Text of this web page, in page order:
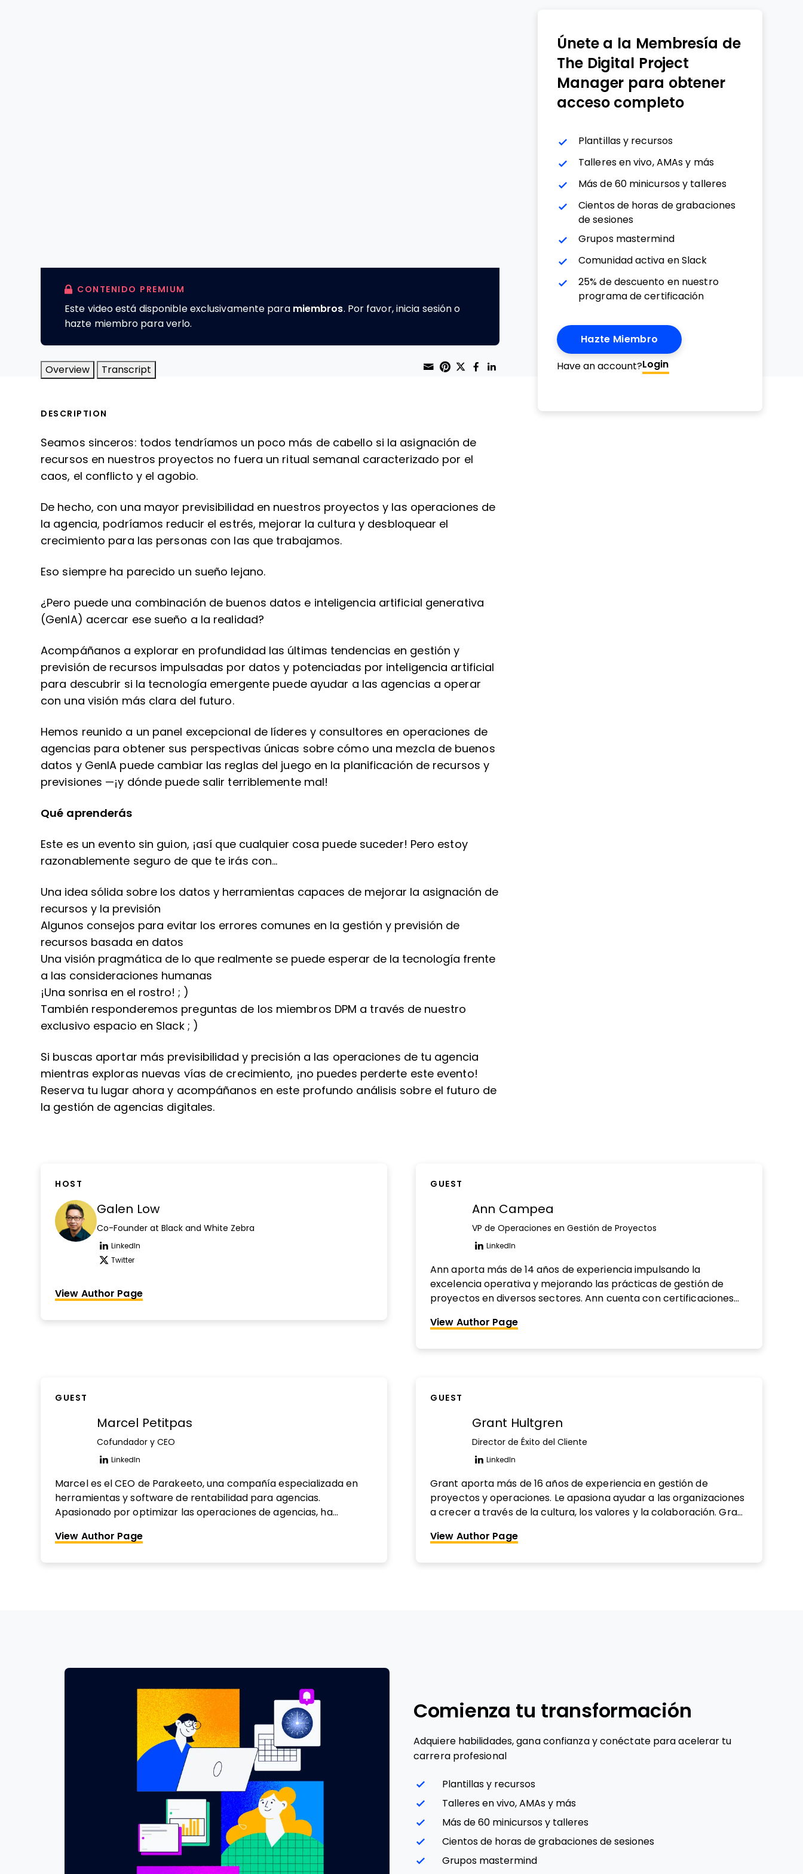
CONTENIDO PREMIUM
Este video está disponible exclusivamente para miembros. Por favor, inicia sesión o
hazte miembro para verlo.
Overview Transcript Share through Email
Print this page
Share on Pinterest
Share on Twitter
Share on Facebook
Share on LinkedIn
DESCRIPTION
Seamos sinceros: todos tendríamos un poco más de cabello si la asignación de
recursos en nuestros proyectos no fuera un ritual semanal caracterizado por el
caos, el conflicto y el agobio.
De hecho, con una mayor previsibilidad en nuestros proyectos y las operaciones de
la agencia, podríamos reducir el estrés, mejorar la cultura y desbloquear el
crecimiento para las personas con las que trabajamos.
Eso siempre ha parecido un sueño lejano.
¿Pero puede una combinación de buenos datos e inteligencia artificial generativa
(GenIA) acercar ese sueño a la realidad?
Acompáñanos a explorar en profundidad las últimas tendencias en gestión y
previsión de recursos impulsadas por datos y potenciadas por inteligencia artificial
para descubrir si la tecnología emergente puede ayudar a las agencias a operar
con una visión más clara del futuro.
Hemos reunido a un panel excepcional de líderes y consultores en operaciones de
agencias para obtener sus perspectivas únicas sobre cómo una mezcla de buenos
datos y GenIA puede cambiar las reglas del juego en la planificación de recursos y
previsiones —¡y dónde puede salir terriblemente mal!
Qué aprenderás
Este es un evento sin guion, ¡así que cualquier cosa puede suceder! Pero estoy
razonablemente seguro de que te irás con…
Una idea sólida sobre los datos y herramientas capaces de mejorar la asignación de
recursos y la previsión
Algunos consejos para evitar los errores comunes en la gestión y previsión de
recursos basada en datos
Una visión pragmática de lo que realmente se puede esperar de la tecnología frente
a las consideraciones humanas
¡Una sonrisa en el rostro! ; )
También responderemos preguntas de los miembros DPM a través de nuestro
exclusivo espacio en Slack ; )
Si buscas aportar más previsibilidad y precisión a las operaciones de tu agencia
mientras exploras nuevas vías de crecimiento, ¡no puedes perderte este evento!
Reserva tu lugar ahora y acompáñanos en este profundo análisis sobre el futuro de
la gestión de agencias digitales.
Únete a la Membresía de
The Digital Project
Manager para obtener
acceso completo
Plantillas y recursos
Talleres en vivo, AMAs y más
Más de 60 minicursos y talleres
Cientos de horas de grabaciones
de sesiones
Grupos mastermind
Comunidad activa en Slack
25% de descuento en nuestro
programa de certificación
Hazte Miembro
Have an account?Login
HOST
Galen Low
Co-Founder at Black and White Zebra
LinkedIn
Opens new window
Twitter
Opens new window
View Author Page
GUEST
Ann Campea
VP de Operaciones en Gestión de Proyectos
LinkedIn
Opens new window
Ann aporta más de 14 años de experiencia impulsando la
excelencia operativa y mejorando las prácticas de gestión de
proyectos en diversos sectores. Ann cuenta con certificaciones
Cambio Organizacional y Liderazgo como parte de su desarrollo
View Author Page
GUEST
Marcel Petitpas
Cofundador y CEO
LinkedIn
Opens new window
Marcel es el CEO de Parakeeto, una compañía especializada en
herramientas y software de rentabilidad para agencias.
Apasionado por optimizar las operaciones de agencias, ha
indicadores correctos y mejorar sus operaciones y rentabilidad.
View Author Page
GUEST
Grant Hultgren
Director de Éxito del Cliente
LinkedIn
Opens new window
Grant aporta más de 16 años de experiencia en gestión de
proyectos y operaciones. Le apasiona ayudar a las organizaciones
a crecer a través de la cultura, los valores y la colaboración. Grant
conocimiento experto a nivel de PyME para definir estrategias
View Author Page
Comienza tu transformación
Adquiere habilidades, gana confianza y conéctate para acelerar tu
carrera profesional
Plantillas y recursos
Talleres en vivo, AMAs y más
Más de 60 minicursos y talleres
Cientos de horas de grabaciones de sesiones
Grupos mastermind